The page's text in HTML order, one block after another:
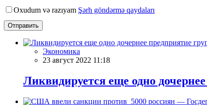
Oxudum və razıyam Şərh göndərmə qaydaları
Отправить
Экономика
23 август 2022 11:18
Ликвидируется еще одно